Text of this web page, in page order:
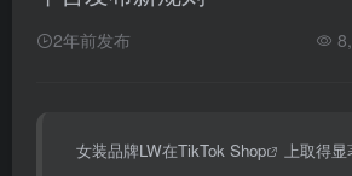
2年前发布
女装品牌LW在TikTok Shop
上取得显